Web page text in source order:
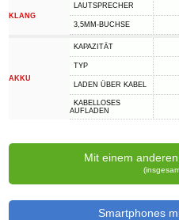
KLANG
LAUTSPRECHER
3,5MM-BUCHSE
AKKU
KAPAZITÄT
TYP
LADEN ÜBER KABEL
KABELLOSES
AUFLADEN
Mit einem
Smartphones